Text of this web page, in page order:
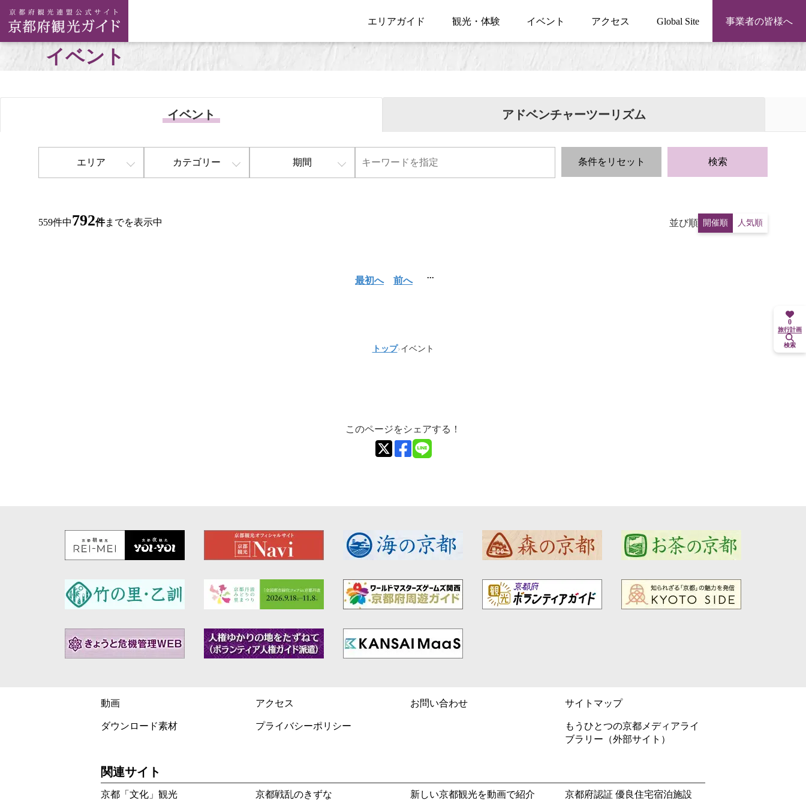
エリアガイド 観光・体験 イベント アクセス Global Site 事業者の皆様へ
イベント
イベント アドベンチャーツーリズム
エリア カテゴリー 期間 条件をリセット 検索
559件中792件までを表示中 並び順 開催順 人気順
最初へ 前へ ...
トップ›イベント
0
旅行計画
検索
このページをシェアする！
動画
ダウンロード素材
アクセス
プライバシーポリシー
お問い合わせ サイトマップ
もうひとつの京都メディアライ
ブラリー（外部サイト）
関連サイト
京都「文化」観光 京都戦乱のきずな 新しい京都観光を動画で紹介 京都府認証 優良住宅宿泊施設